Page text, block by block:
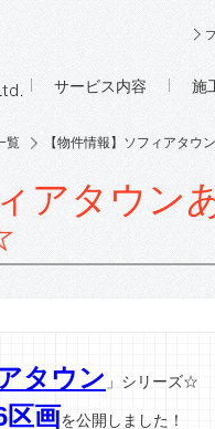
サービス内容 施
覧 【物件情報】ソフィアタ
ィアタウ
タウン 」シリーズ☆
区画を公開しました！